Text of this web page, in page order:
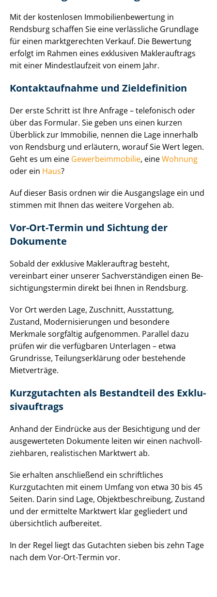
Mit der kostenlosen Im­mo­bi­li­en­be­wer­tung in
Rendsburg schaffen Sie eine verlässliche Grundlage
für einen marktgerechten Verkauf. Die Bewertung
erfolgt im Rahmen eines exklusiven Maklerauftrags
mit einer Mindestlaufzeit von einem Jahr.
Kontaktaufnahme und Zieldefinition
Der erste Schritt ist Ihre Anfrage – telefonisch oder
über das Formular. Sie geben uns einen kurzen
Überblick zur Immobilie, nennen die Lage innerhalb
von Rendsburg und erläutern, worauf Sie Wert legen.
Geht es um eine Ge­wer­be­im­mo­bi­lie, eineWohnung
oder ein Haus?
Auf dieser Basis ordnen wir die Ausgangslage ein und
stimmen mit Ihnen das weitere Vorgehen ab.
Vor-Ort-Termin und Sichtung der
Dokumente
Sobald der exklusive Maklerauftrag besteht,
vereinbart einer unserer Sach­ver­stän­di­gen einen Be­
sich­ti­gungs­ter­min direkt bei Ihnen in Rendsburg.
Vor Ort werden Lage, Zuschnitt, Ausstattung,
Zustand, Mo­der­ni­sie­run­gen und besondere
Merkmale sorgfältig aufgenommen. Parallel dazu
prüfen wir die verfügbaren Unterlagen – etwa
Grundrisse, Tei­lungs­er­klä­rung oder bestehende
Mietverträge.
Kurzgutachten als Bestandteil des Ex­klu­
siv­auf­trags
Anhand der Eindrücke aus der Besichtigung und der
ausgewerteten Dokumente leiten wir einen nach­voll­
zieh­ba­ren, realistischen Marktwert ab.
Sie erhalten anschließend ein schriftliches
Kurzgutachten mit einem Umfang von etwa 30 bis 45
Seiten. Darin sind Lage, Ob­jekt­be­schrei­bung, Zustand
und der ermittelte Marktwert klar gegliedert und
übersichtlich aufbereitet.
In der Regel liegt das Gutachten sieben bis zehn Tage
nach dem Vor-Ort-Termin vor.